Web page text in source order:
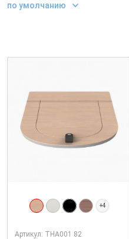
по умолчанию
+4
Артикул: THA001 82